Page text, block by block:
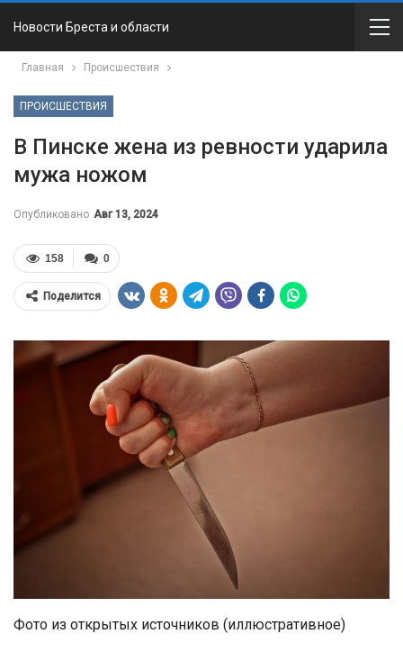
Новости Бреста и области
Главная Происшествия
ПРОИСШЕСТВИЯ
В Пинске жена из ревности ударила
мужа ножом
Опубликовано Авг 13, 2024
0
158
Поделится
Фото из открытых источников (иллюстративное)